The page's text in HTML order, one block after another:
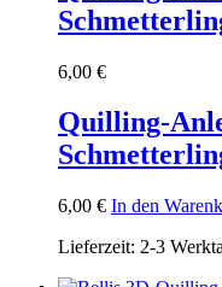
6,00 €
Quilling-
6,00 € In den
Lieferzeit: 2-3